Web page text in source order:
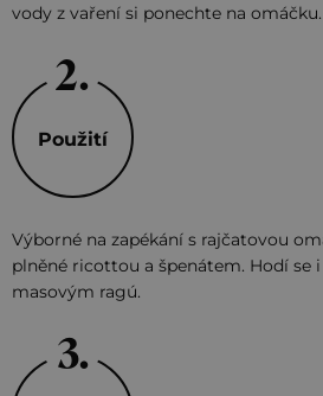
vody z vaření si ponechte na omáčku.
Použití
Výborné na zapékání s rajčatovou
plněné ricottou a špenátem. Hodí se
masovým ragú.